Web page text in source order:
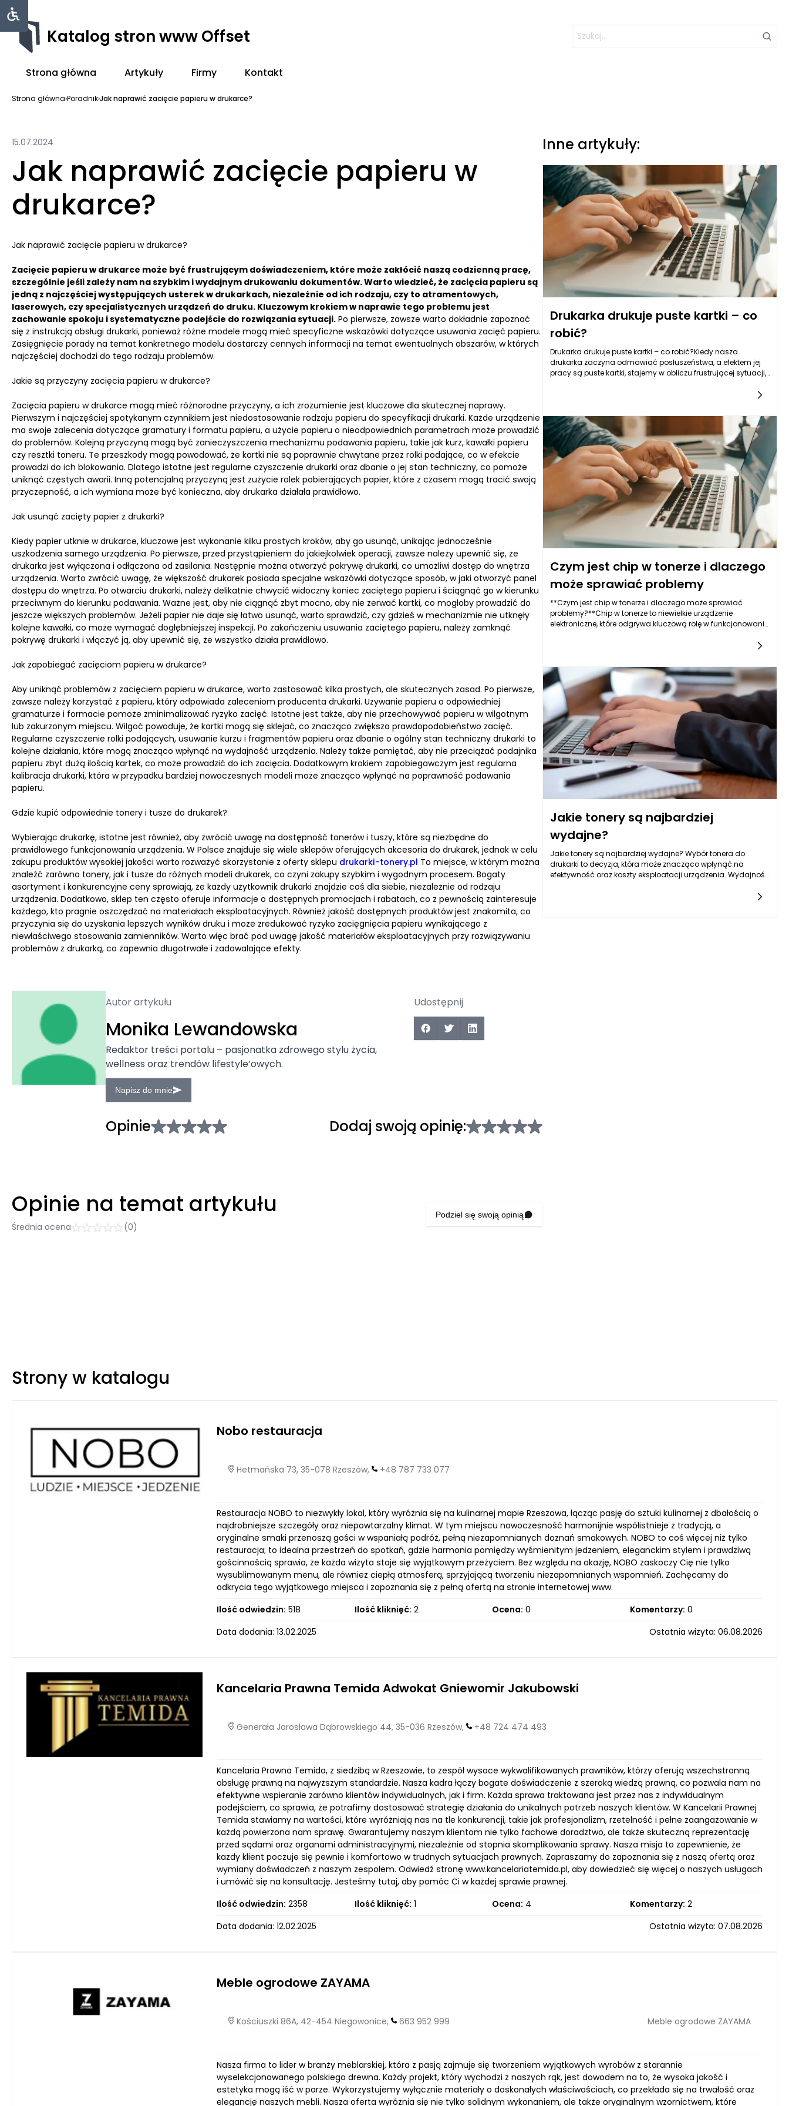
Katalog stron www Offset
Strona główna Artykuły Firmy Kontakt
Strona główna›Poradnik›Jak naprawić zacięcie papieru w drukarce?
15.07.2024
Jak naprawić zacięcie papieru w
drukarce?
Jak naprawić zacięcie papieru w drukarce?
Zacięcie papieru w drukarce może być frustrującym doświadczeniem, które może zakłócić naszą codzienną pracę,
szczególnie jeśli zależy nam na szybkim i wydajnym drukowaniu dokumentów.Warto wiedzieć, że zacięcia papieru są
jedną z najczęściej występujących usterek w drukarkach, niezależnie od ich rodzaju, czy to atramentowych,
laserowych, czy specjalistycznych urządzeń do druku. Kluczowym krokiem w naprawie tego problemu jest
zachowanie spokoju i systematyczne podejście do rozwiązania sytuacji. Po pierwsze, zawsze warto dokładnie zapoznać
się z instrukcją obsługi drukarki, ponieważ różne modele mogą mieć specyficzne wskazówki dotyczące usuwania zacięć papieru.
Zasięgnięcie porady na temat konkretnego modelu dostarczy cennych informacji na temat ewentualnych obszarów, w których
najczęściej dochodzi do tego rodzaju problemów.
Jakie są przyczyny zacięcia papieru w drukarce?
Zacięcia papieru w drukarce mogą mieć różnorodne przyczyny, a ich zrozumienie jest kluczowe dla skutecznej naprawy.
Pierwszym i najczęściej spotykanym czynnikiem jest niedostosowanie rodzaju papieru do specyfikacji drukarki. Każde urządzenie
ma swoje zalecenia dotyczące gramatury i formatu papieru, a użycie papieru o nieodpowiednich parametrach może prowadzić
do problemów. Kolejną przyczyną mogą być zanieczyszczenia mechanizmu podawania papieru, takie jak kurz, kawałki papieru
czy resztki toneru. Te przeszkody mogą powodować, że kartki nie są poprawnie chwytane przez rolki podające, co w efekcie
prowadzi do ich blokowania. Dlatego istotne jest regularne czyszczenie drukarki oraz dbanie o jej stan techniczny, co pomoże
uniknąć częstych awarii. Inną potencjalną przyczyną jest zużycie rolek pobierających papier, które z czasem mogą tracić swoją
przyczepność, a ich wymiana może być konieczna, aby drukarka działała prawidłowo.
Jak usunąć zacięty papier z drukarki?
Kiedy papier utknie w drukarce, kluczowe jest wykonanie kilku prostych kroków, aby go usunąć, unikając jednocześnie
uszkodzenia samego urządzenia. Po pierwsze, przed przystąpieniem do jakiejkolwiek operacji, zawsze należy upewnić się, że
drukarka jest wyłączona i odłączona od zasilania. Następnie można otworzyć pokrywę drukarki, co umożliwi dostęp do wnętrza
urządzenia. Warto zwrócić uwagę, że większość drukarek posiada specjalne wskazówki dotyczące sposób, w jaki otworzyć panel
dostępu do wnętrza. Po otwarciu drukarki, należy delikatnie chwycić widoczny koniec zaciętego papieru i ściągnąć go w kierunku
przeciwnym do kierunku podawania. Ważne jest, aby nie ciągnąć zbyt mocno, aby nie zerwać kartki, co mogłoby prowadzić do
jeszcze większych problemów. Jeżeli papier nie daje się łatwo usunąć, warto sprawdzić, czy gdzieś w mechanizmie nie utknęły
kolejne kawałki, co może wymagać dogłębniejszej inspekcji. Po zakończeniu usuwania zaciętego papieru, należy zamknąć
pokrywę drukarki i włączyć ją, aby upewnić się, że wszystko działa prawidłowo.
Jak zapobiegać zacięciom papieru w drukarce?
Aby uniknąć problemów z zacięciem papieru w drukarce, warto zastosować kilka prostych, ale skutecznych zasad. Po pierwsze,
zawsze należy korzystać z papieru, który odpowiada zaleceniom producenta drukarki. Używanie papieru o odpowiedniej
gramaturze i formacie pomoże zminimalizować ryzyko zacięć. Istotne jest także, aby nie przechowywać papieru w wilgotnym
lub zakurzonym miejscu. Wilgoć powoduje, że kartki mogą się sklejać, co znacząco zwiększa prawdopodobieństwo zacięć.
Regularne czyszczenie rolki podających, usuwanie kurzu i fragmentów papieru oraz dbanie o ogólny stan techniczny drukarki to
kolejne działania, które mogą znacząco wpłynąć na wydajność urządzenia. Należy także pamiętać, aby nie przeciążać podajnika
papieru zbyt dużą ilością kartek, co może prowadzić do ich zacięcia. Dodatkowym krokiem zapobiegawczym jest regularna
kalibracja drukarki, która w przypadku bardziej nowoczesnych modeli może znacząco wpłynąć na poprawność podawania
papieru.
Gdzie kupić odpowiednie tonery i tusze do drukarek?
Wybierając drukarkę, istotne jest również, aby zwrócić uwagę na dostępność tonerów i tuszy, które są niezbędne do
prawidłowego funkcjonowania urządzenia. W Polsce znajduje się wiele sklepów oferujących akcesoria do drukarek, jednak w celu
zakupu produktów wysokiej jakości warto rozważyć skorzystanie z oferty sklepu drukarki-tonery.pl To miejsce, w którym można
znaleźć zarówno tonery, jak i tusze do różnych modeli drukarek, co czyni zakupy szybkim i wygodnym procesem. Bogaty
asortyment i konkurencyjne ceny sprawiają, że każdy użytkownik drukarki znajdzie coś dla siebie, niezależnie od rodzaju
urządzenia. Dodatkowo, sklep ten często oferuje informacje o dostępnych promocjach i rabatach, co z pewnością zainteresuje
każdego, kto pragnie oszczędzać na materiałach eksploatacyjnych. Również jakość dostępnych produktów jest znakomita, co
przyczynia się do uzyskania lepszych wyników druku i może zredukować ryzyko zacięgnięcia papieru wynikającego z
niewłaściwego stosowania zamienników. Warto więc brać pod uwagę jakość materiałów eksploatacyjnych przy rozwiązywaniu
problemów z drukarką, co zapewnia długotrwałe i zadowalające efekty.
Autor artykułu
Monika Lewandowska
Redaktor treści portalu – pasjonatka zdrowego stylu życia,
wellness oraz trendów lifestyle’owych.
Napisz do mnie
Udostępnij
Opinie Dodaj swoją opinię:
Opinie na temat artykułu
Średnia ocena (0)
Podziel się swoją opinią
Inne artykuły:
Drukarka drukuje puste kartki – co
robić?
Drukarka drukuje puste kartki – co robić?Kiedy nasza
drukarka zaczyna odmawiać posłuszeństwa, a efektem jej
pracy są puste kartki, stajemy w obliczu frustrującej sytuacji,
Czym jest chip w tonerze i dlaczego
może sprawiać problemy
**Czym jest chip w tonerze i dlaczego może sprawiać
problemy?**Chip w tonerze to niewielkie urządzenie
elektroniczne, które odgrywa kluczową rolę w funkcjonowaniu
Jakie tonery są najbardziej
wydajne?
Jakie tonery są najbardziej wydajne? Wybór tonera do
drukarki to decyzja, która może znacząco wpłynąć na
efektywność oraz koszty eksploatacji urządzenia. Wydajność
Strony w katalogu
Nobo restauracja
Hetmańska 73, 35-078 Rzeszów, +48 787 733 077
Restauracja NOBO to niezwykły lokal, który wyróżnia się na kulinarnej mapie Rzeszowa, łącząc pasję do sztuki kulinarnej z dbałością o
najdrobniejsze szczegóły oraz niepowtarzalny klimat. W tym miejscu nowoczesność harmonijnie współistnieje z tradycją, a
oryginalne smaki przenoszą gości w wspaniałą podróż, pełną niezapomnianych doznań smakowych. NOBO to coś więcej niż tylko
restauracja; to idealna przestrzeń do spotkań, gdzie harmonia pomiędzy wyśmienitym jedzeniem, eleganckim stylem i prawdziwą
gościnnością sprawia, że każda wizyta staje się wyjątkowym przeżyciem. Bez względu na okazję, NOBO zaskoczy Cię nie tylko
wysublimowanym menu, ale również ciepłą atmosferą, sprzyjającą tworzeniu niezapomnianych wspomnień. Zachęcamy do
odkrycia tego wyjątkowego miejsca i zapoznania się z pełną ofertą na stronie internetowej www.
Ilość odwiedzin: 518 Ilość kliknięć: 2 Ocena: 0 Komentarzy: 0
Data dodania: 13.02.2025
Ostatnia wizyta: 06.08.2026
Kancelaria Prawna Temida Adwokat Gniewomir Jakubowski
Generała Jarosława Dąbrowskiego 44, 35-036 Rzeszów, +48 724 474 493
Kancelaria Prawna Temida, z siedzibą w Rzeszowie, to zespół wysoce wykwalifikowanych prawników, którzy oferują wszechstronną
obsługę prawną na najwyższym standardzie. Nasza kadra łączy bogate doświadczenie z szeroką wiedzą prawną, co pozwala nam na
efektywne wspieranie zarówno klientów indywidualnych, jak i firm. Każda sprawa traktowana jest przez nas z indywidualnym
podejściem, co sprawia, że potrafimy dostosować strategię działania do unikalnych potrzeb naszych klientów. W Kancelarii Prawnej
Temida stawiamy na wartości, które wyróżniają nas na tle konkurencji, takie jak profesjonalizm, rzetelność i pełne zaangażowanie w
każdą powierzona nam sprawę. Gwarantujemy naszym klientom nie tylko fachowe doradztwo, ale także skuteczną reprezentację
przed sądami oraz organami administracyjnymi, niezależnie od stopnia skomplikowania sprawy. Nasza misja to zapewnienie, że
każdy klient poczuje się pewnie i komfortowo w trudnych sytuacjach prawnych. Zapraszamy do zapoznania się z naszą ofertą oraz
wymiany doświadczeń z naszym zespołem. Odwiedź stronę www.kancelariatemida.pl, aby dowiedzieć się więcej o naszych usługach
i umówić się na konsultację. Jesteśmy tutaj, aby pomóc Ci w każdej sprawie prawnej.
Ilość odwiedzin: 2358 Ilość kliknięć: 1 Ocena: 4 Komentarzy: 2
Data dodania: 12.02.2025
Ostatnia wizyta: 07.08.2026
Meble ogrodowe ZAYAMA
Kościuszki 86A, 42-454 Niegowonice, 663 952 999 Meble ogrodowe ZAYAMA
Nasza firma to lider w branży meblarskiej, która z pasją zajmuje się tworzeniem wyjątkowych wyrobów z starannie
wyselekcjonowanego polskiego drewna. Każdy projekt, który wychodzi z naszych rąk, jest dowodem na to, że wysoka jakość i
estetyka mogą iść w parze. Wykorzystujemy wyłącznie materiały o doskonałych właściwościach, co przekłada się na trwałość oraz
elegancję naszych mebli. Nasza oferta wyróżnia się nie tylko solidnym wykonaniem, ale także oryginalnym wzornictwem, które